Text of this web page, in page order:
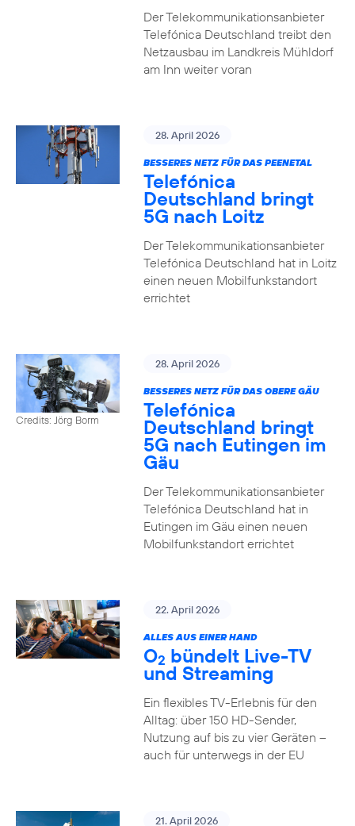
Der Telekommunikationsanbieter
Telefónica Deutschland treibt den
Netzausbau im Landkreis Mühldorf
am Inn weiter voran
28. April 2026
BESSERES NETZ FÜR DAS PEENETAL
Telefónica
Deutschland bringt
5G nach Loitz
Der Telekommunikationsanbieter
Telefónica Deutschland hat in Loitz
einen neuen Mobilfunkstandort
errichtet
Credits: Jörg Borm
28. April 2026
BESSERES NETZ FÜR DAS OBERE GÄU
Telefónica
Deutschland bringt
5G nach Eutingen im
Gäu
Der Telekommunikationsanbieter
Telefónica Deutschland hat in
Eutingen im Gäu einen neuen
Mobilfunkstandort errichtet
22. April 2026
ALLES AUS EINER HAND
O2 bündelt Live-TV
und Streaming
Ein flexibles TV-Erlebnis für den
Alltag: über 150 HD-Sender,
Nutzung auf bis zu vier Geräten –
auch für unterwegs in der EU
21. April 2026